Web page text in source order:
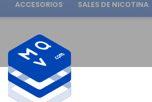
en pedidos superiores a 30.00€
ACCESORIOS SALES DE NICOTINA